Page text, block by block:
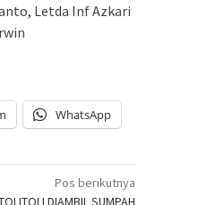
Letda Inf Azkari
WhatsApp
Pos berikutnya
DIAMBIL SUMPAH